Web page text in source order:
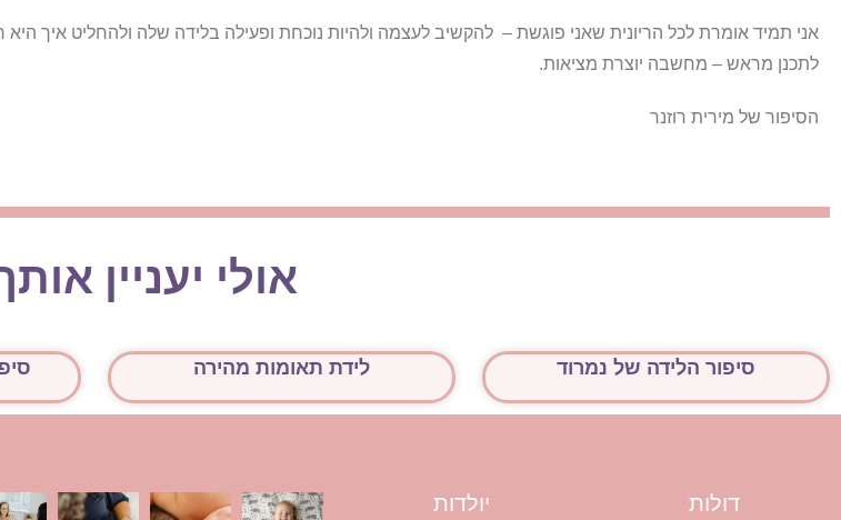
אני תמיד אומרת לכל הריונית שאני פוגשת – להקשיב לעצמה ולהיות נוכחת ופעילה בלידה שלה ולהחליט איך היא
לתכנן מראש – מחשבה יוצרת מציאות.
הסיפור של מירית רוזנר
אולי יעניין
סיפור הלידה של נמרוד לידת תאומות מהירה
דולות יולדות